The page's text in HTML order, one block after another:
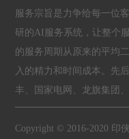
服务宗旨是力争给每一位
研的AI服务系统，让整个
的服务周期从原来的平均
入的精力和时间成本。先
丰、国家电网、龙旗集团
Copyright © 2016-2020 印